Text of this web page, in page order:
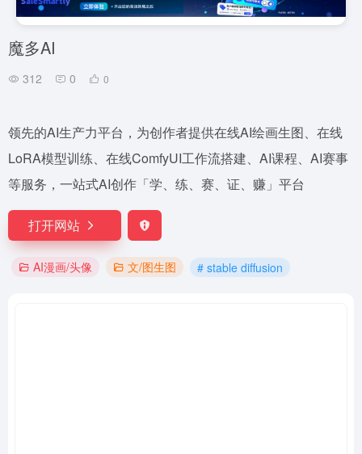
魔多AI
312 0 0
领先的AI生产力平台，为创作者提供在线AI绘画生图、在线
LoRA模型训练、在线ComfyUI工作流搭建、AI课程、AI赛事
等服务，一站式AI创作「学、练、赛、证、赚」平台
打开网站
AI漫画/头像 文/图生图 # stable diffusion